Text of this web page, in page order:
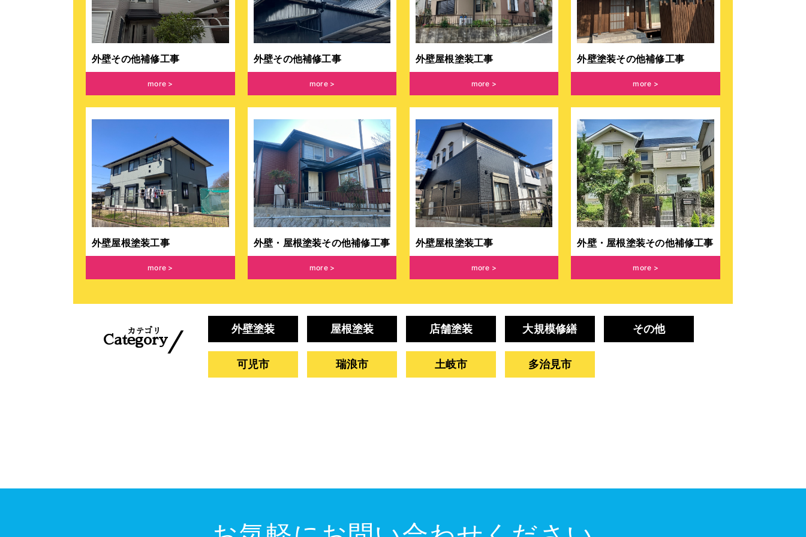
外壁その他補修工事
more
外壁その他補修工事
more
外壁屋根塗装工事
more
外壁塗装その他補修工事
more
外壁屋根塗装工事
more
外壁・屋根塗装その他補修工事
more
外壁屋根塗装工事
more
外壁・屋根塗装その他補修工事
more
カテゴリ
Category／
外壁塗装 屋根塗装 店舗塗装 大規模修繕 その他
可児市 瑞浪市 土岐市 多治見市